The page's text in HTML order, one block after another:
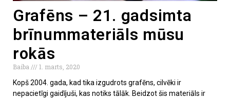
Grafēns – 21. gadsimta
brīnummateriāls mūsu
rokās
Baiba
1. marts, 2020
Kopš 2004. gada, kad tika izgudrots grafēns, cilvēki ir
nepacietīgi gaidījuši, kas notiks tālāk. Beidzot šis materiāls ir